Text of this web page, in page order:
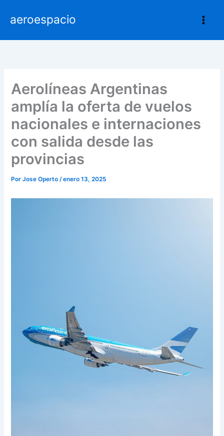
aeroespacio
Aerolíneas Argentinas
amplía la oferta de vuelos
nacionales e internaciones
con salida desde las
provincias
PorJose Operto/enero 13, 2025